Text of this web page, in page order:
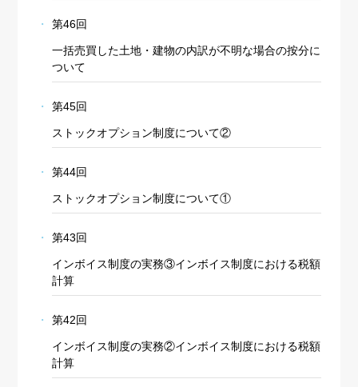
第46回
一括売買した土地・建物の内訳が不明な場合の按分に
ついて
第45回
ストックオプション制度について②
第44回
ストックオプション制度について①
第43回
インボイス制度の実務③インボイス制度における税額
計算
第42回
インボイス制度の実務②インボイス制度における税額
計算